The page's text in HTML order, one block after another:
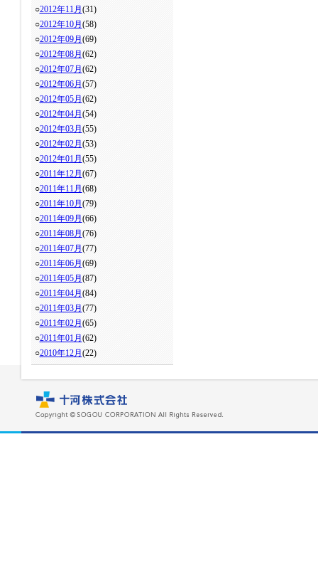
○2012年11月 (31)
○2012年10月 (58)
○2012年09月 (69)
○2012年08月 (62)
○2012年07月 (62)
○2012年06月 (57)
○2012年05月 (62)
○2012年04月 (54)
○2012年03月 (55)
○2012年02月 (53)
○2012年01月 (55)
○2011年12月 (67)
○2011年11月 (68)
○2011年10月 (79)
○2011年09月 (66)
○2011年08月 (76)
○2011年07月 (77)
○2011年06月 (69)
○2011年05月 (87)
○2011年04月 (84)
○2011年03月 (77)
○2011年02月 (65)
○2011年01月 (62)
○2010年12月 (22)